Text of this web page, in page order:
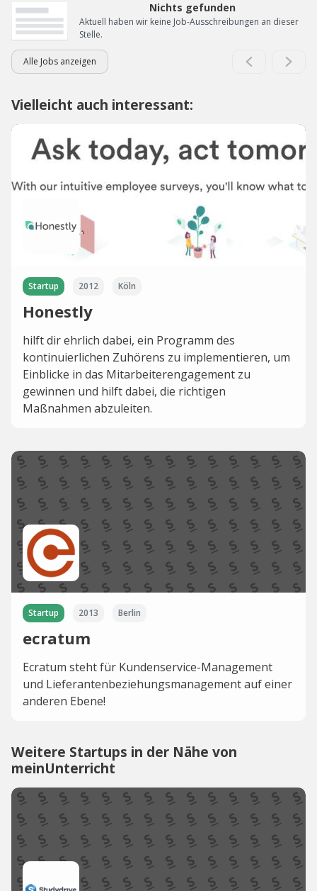
Nichts gefunden
Aktuell haben wir keine Job-Ausschreibungen an dieser
Stelle.
Alle Jobs anzeigen
Vielleicht auch interessant:
Startup 2012 Köln
Honestly
hilft dir ehrlich dabei, ein Programm des
kontinuierlichen Zuhörens zu implementieren, um
Einblicke in das Mitarbeiterengagement zu
gewinnen und hilft dabei, die richtigen
Maßnahmen abzuleiten.
Startup 2013 Berlin
ecratum
Ecratum steht für Kundenservice-Management
und Lieferantenbeziehungsmanagement auf einer
anderen Ebene!
Weitere Startups in der Nähe von
meinUnterricht